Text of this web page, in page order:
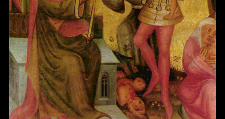
5
个
看
点
1
2
3
4
5